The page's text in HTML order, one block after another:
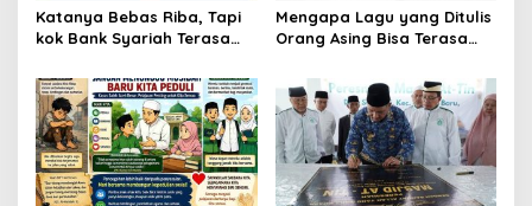
Katanya Bebas Riba, Tapi
kok Bank Syariah Terasa
Mengapa Lagu yang Ditulis
Orang Asing Bisa Terasa